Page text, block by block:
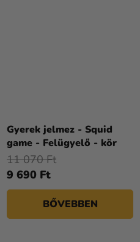
Gyerek jelmez - Squid
game - Felügyelő - kör
9 690 Ft
11 070 Ft
BŐVEBBEN